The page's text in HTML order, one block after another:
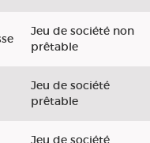
Jeu de société non
prêtable
Jeu de société
prêtable
Jeu de société